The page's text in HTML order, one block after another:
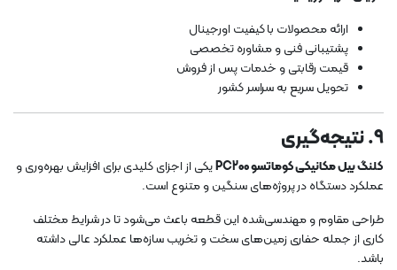
ارائه محصولات با کیفیت اورجینال
پشتیبانی فنی و مشاوره تخصصی
قیمت رقابتی و خدمات پس از فروش
تحویل سریع به سراسر کشور
9. نتیجه‌گیری
کلنگ بیل مکانیکی کوماتسو PC200
یکی از اجزای کلیدی برای افزایش بهره‌وری و
عملکرد دستگاه در پروژه‌های سنگین و متنوع است.
طراحی مقاوم و مهندسی‌شده این قطعه باعث می‌شود تا در شرایط مختلف
کاری از جمله حفاری زمین‌های سخت و تخریب سازه‌ها عملکرد عالی داشته
باشد.